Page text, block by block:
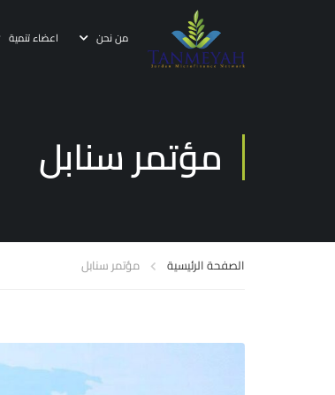
من نحن اعضاء تنمية
مؤتمر سنابل
الصفحة الرئيسية مؤتمر سنابل